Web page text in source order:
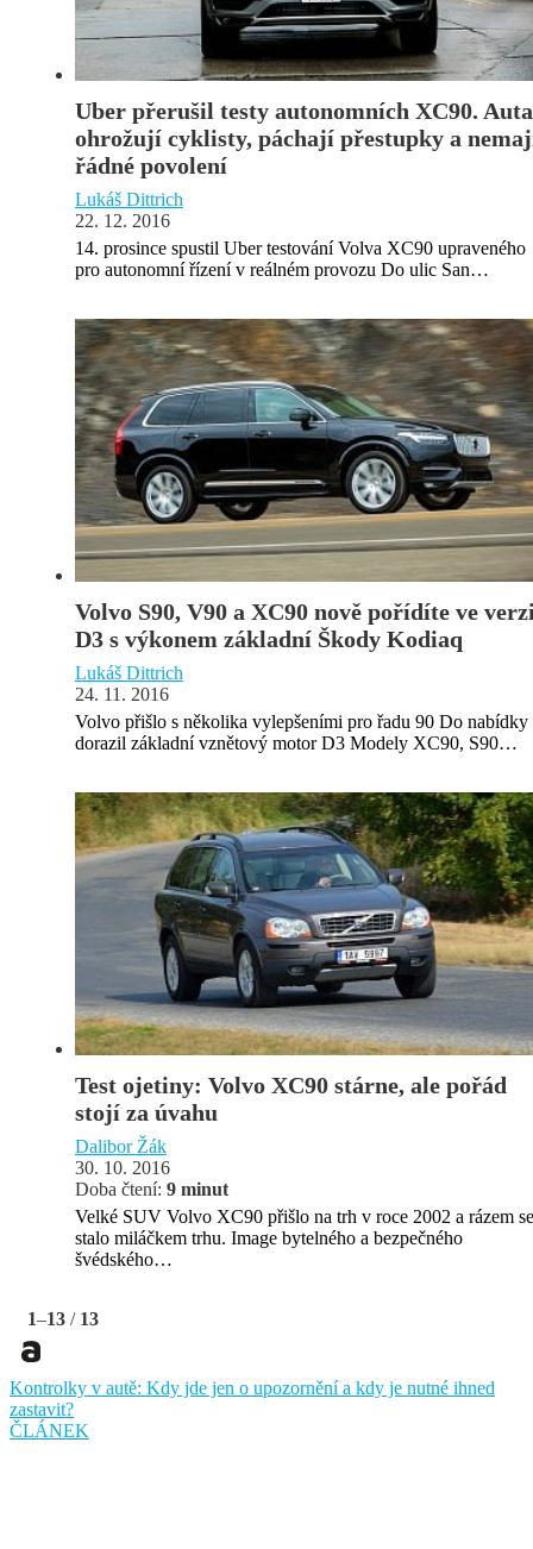
Uber přerušil testy autonomních XC90. Auta
ohrožují cyklisty, páchají přestupky a
řádné povolení
Lukáš Dittrich
22. 12. 2016
14. prosince spustil Uber testování Volva XC90 upraveného
pro autonomní řízení v reálném provozu Do ulic San…
Volvo S90, V90 a XC90 nově pořídíte ve
D3 s výkonem základní Škody Kodiaq
Lukáš Dittrich
24. 11. 2016
Volvo přišlo s několika vylepšeními pro řadu 90 Do nabídky
dorazil základní vznětový motor D3 Modely XC90, S90…
Test ojetiny: Volvo XC90 stárne, ale pořád
stojí za úvahu
Dalibor Žák
30. 10. 2016
Doba čtení: 9 minut
Velké SUV Volvo XC90 přišlo na trh v roce 2002 a rázem se
stalo miláčkem trhu. Image bytelného a bezpečného
švédského…
1–13 / 13
Kontrolky v autě: Kdy jde jen o upozornění a kdy je nutné ihned
zastavit?
ČLÁNEK